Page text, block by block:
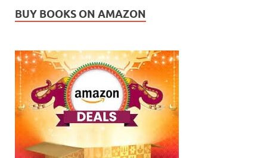
BUY BOOKS ON AMAZON